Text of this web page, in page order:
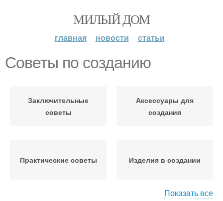
МИЛЫЙ ДОМ
главная новости статьи
Советы по созданию
Заключительные
советы
Аксессуары для
создания
Практические советы Изделия в создании
Показать все